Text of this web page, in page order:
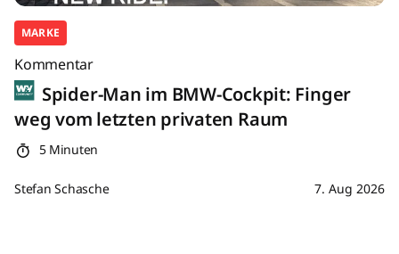
MARKE
Kommentar
Spider-Man im BMW-Cockpit: Finger
weg vom letzten privaten Raum
5 Minuten
Stefan Schasche 7. Aug 2026